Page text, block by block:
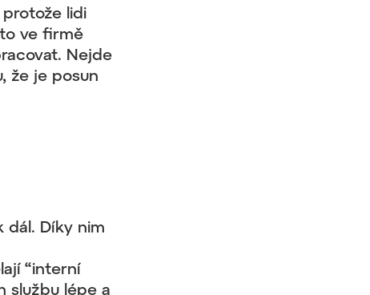
protože lidi
ve firmě
Nejde
že je posun
dál. Díky nim
“interní
službu lépe a